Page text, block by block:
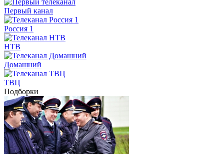
Первый канал
Россия 1
НТВ
Домашний
ТВЦ
Подборки